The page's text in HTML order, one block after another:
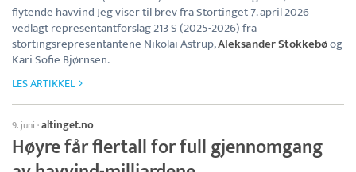
flytende havvind Jeg viser til brev fra Stortinget 7. april 2026
vedlagt representantforslag 213 S (2025-2026) fra
stortingsrepresentantene Nikolai Astrup,Aleksander Stokkebøog
Kari Sofie Bjørnsen.
LES ARTIKKEL
9. juni ·altinget.no
Høyre får flertall for full gjennomgang